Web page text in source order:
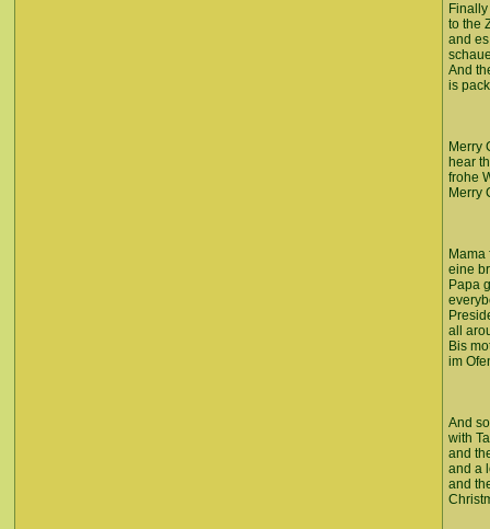
to the
and
And
is
Merry
hear
frohe
Merry
Mama
eine
Papa
all
Bis
im
And
with
and
and a
and